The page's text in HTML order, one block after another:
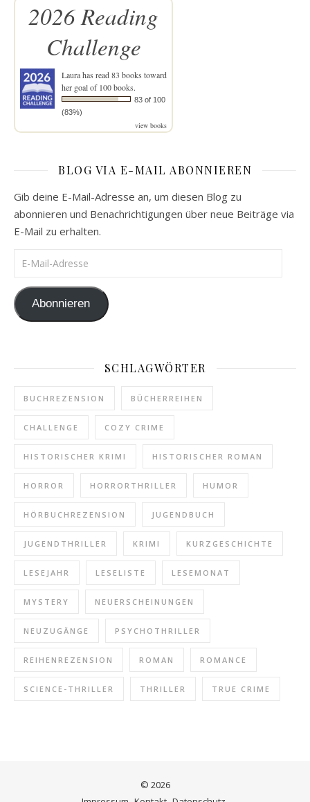
2026 Reading
Challenge
Laurahas read 83 books toward
her goal of 100 books.
83 of 100
(83%)
view books
BLOG VIA E-MAIL ABONNIEREN
Gib deine E-Mail-Adresse an, um diesen Blog zu
abonnieren und Benachrichtigungen über neue Beiträge via
E-Mail zu erhalten.
E-Mail-Adresse
Abonnieren
SCHLAGWÖRTER
BUCHREZENSION BÜCHERREIHEN
CHALLENGE COZY CRIME
HISTORISCHER KRIMI HISTORISCHER ROMAN
HORROR HORRORTHRILLER HUMOR
HÖRBUCHREZENSION JUGENDBUCH
JUGENDTHRILLER KRIMI KURZGESCHICHTE
LESEJAHR LESELISTE LESEMONAT
MYSTERY NEUERSCHEINUNGEN
NEUZUGÄNGE PSYCHOTHRILLER
REIHENREZENSION ROMAN ROMANCE
SCIENCE-THRILLER THRILLER TRUE CRIME
© 2026